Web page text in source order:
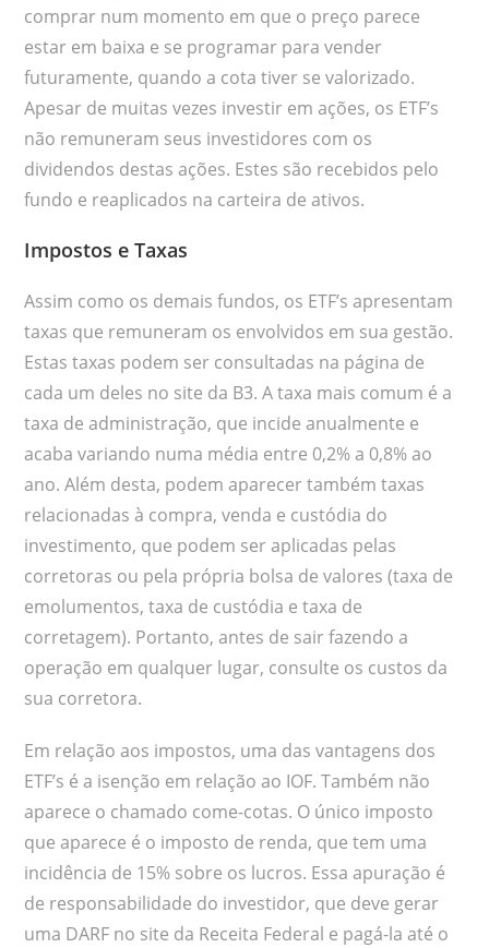
comprar num momento em que o preço parece
estar em baixa e se programar para vender
futuramente, quando a cota tiver se valorizado.
Apesar de muitas vezes investir em ações, os ETF’s
não remuneram seus investidores com os
dividendos destas ações. Estes são recebidos pelo
fundo e reaplicados na carteira de ativos.
Impostos e Taxas
Assim como os demais fundos, os ETF’s apresentam
taxas que remuneram os envolvidos em sua gestão.
Estas taxas podem ser consultadas na página de
cada um deles no site da B3. A taxa mais comum é a
taxa de administração, que incide anualmente e
acaba variando numa média entre 0,2% a 0,8% ao
ano. Além desta, podem aparecer também taxas
relacionadas à compra, venda e custódia do
investimento, que podem ser aplicadas pelas
corretoras ou pela própria bolsa de valores (taxa de
emolumentos, taxa de custódia e taxa de
corretagem). Portanto, antes de sair fazendo a
operação em qualquer lugar, consulte os custos da
sua corretora.
Em relação aos impostos, uma das vantagens dos
ETF’s é a isenção em relação ao IOF. Também não
aparece o chamado come-cotas. O único imposto
que aparece é o imposto de renda, que tem uma
incidência de 15% sobre os lucros. Essa apuração é
de responsabilidade do investidor, que deve gerar
uma DARF no site da Receita Federal e pagá-la até o